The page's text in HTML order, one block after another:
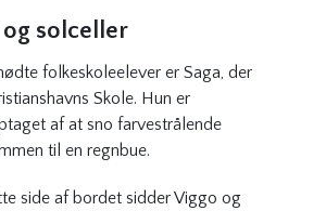
solceller
folkeskoleelever er Saga, der
Skole. Hun er
af at sno farvestrålende
til en regnbue.
side af bordet sidder Viggo og